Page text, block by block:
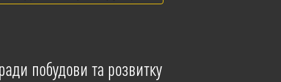
побудови та розвитку